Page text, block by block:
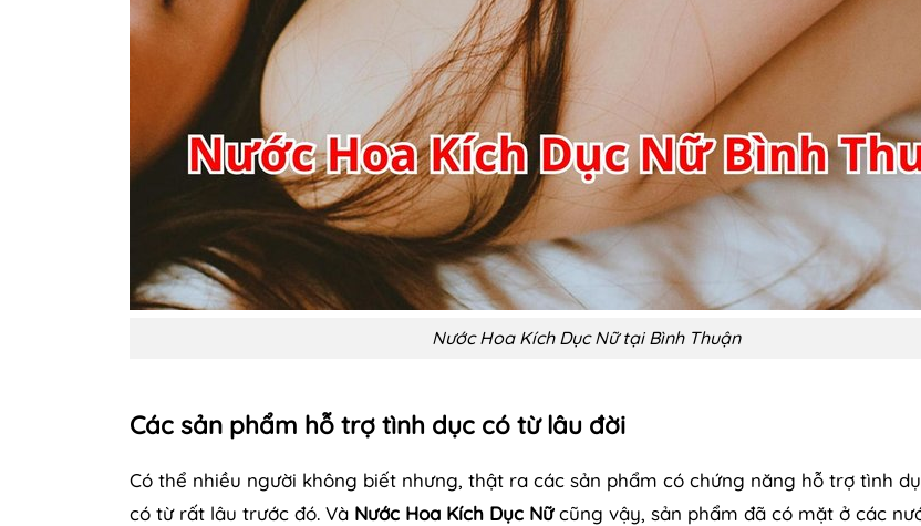
Nước Hoa Kích Dục Nữ tại Bình Thuận
Các sản phẩm hỗ trợ tình dục có từ lâu đời
Có thể nhiều người không biết nhưng, thật ra các sản phẩm có chứng năng hỗ trợ tình
có từ rất lâu trước đó. Và Nước Hoa Kích Dục Nữcũng vậy, sản phẩm đã có mặt ở các